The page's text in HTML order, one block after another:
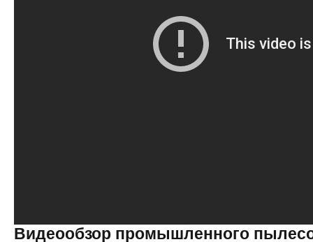
Видеообзор промышленного